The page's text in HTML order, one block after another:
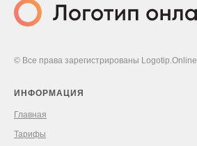
© Все права зарегистрированы Logotip.Online
ИНФОРМАЦИЯ
Главная
Тарифы